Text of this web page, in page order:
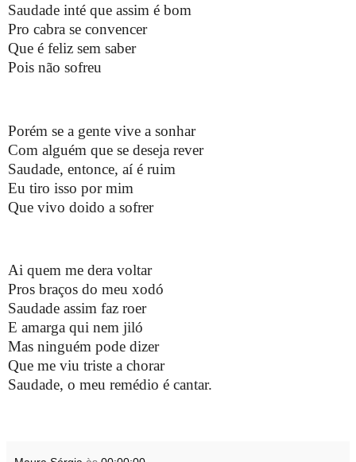
Saudade inté que assim é bom
Pro cabra se convencer
Que é feliz sem saber
Pois não sofreu
Porém se a gente vive a sonhar
Com alguém que se deseja rever
Saudade, entonce, aí é ruim
Eu tiro isso por mim
Que vivo doido a sofrer
Ai quem me dera voltar
Pros braços do meu xodó
Saudade assim faz roer
E amarga qui nem jiló
Mas ninguém pode dizer
Que me viu triste a chorar
Saudade, o meu remédio é cantar.